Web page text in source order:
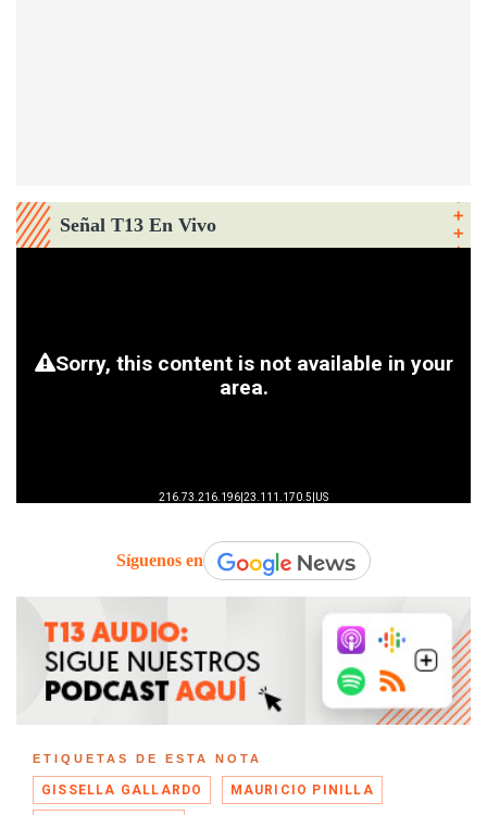
Señal T13 En Vivo
Síguenos en
ETIQUETAS DE ESTA NOTA
GISSELLA GALLARDO MAURICIO PINILLA